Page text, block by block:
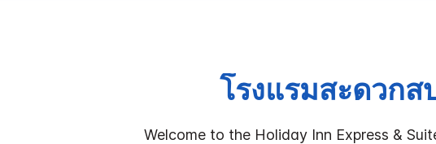
โรงแรมสะดวก
Welcome to the Holiday Inn Express &